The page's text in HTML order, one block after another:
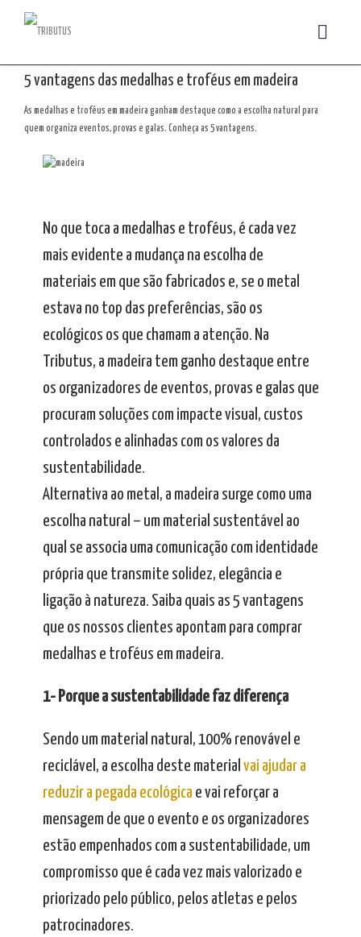
5 vantagens das medalhas e troféus em madeira
As medalhas e troféus em madeira ganham destaque como a escolha natural para
quem organiza eventos, provas e galas. Conheça as 5 vantagens.
No que toca a medalhas e troféus, é cada vez
mais evidente a mudança na escolha de
materiais em que são fabricados e, se o metal
estava no top das preferências, são os
ecológicos os que chamam a atenção. Na
Tributus, a madeira tem ganho destaque entre
os organizadores de eventos, provas e galas que
procuram soluções com impacte visual, custos
controlados e alinhadas com os valores da
sustentabilidade.
Alternativa ao metal, a madeira surge como uma
escolha natural – um material sustentável ao
qual se associa uma comunicação com identidade
própria que transmite solidez, elegância e
ligação à natureza. Saiba quais as 5 vantagens
que os nossos clientes apontam para comprar
medalhas e troféus em madeira.
1- Porque a sustentabilidade faz diferença
Sendo um material natural, 100% renovável e
reciclável, a escolha deste material vai ajudar a
reduzir a pegada ecológica e vai reforçar a
mensagem de que o evento e os organizadores
estão empenhados com a sustentabilidade, um
compromisso que é cada vez mais valorizado e
priorizado pelo público, pelos atletas e pelos
patrocinadores.